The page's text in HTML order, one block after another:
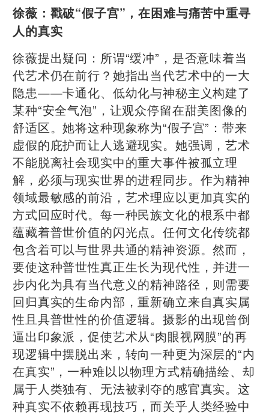
徐薇：戳破“假子宫”，在困难与痛苦中重寻
人的真实
徐薇提出疑问：所谓“缓冲”，是否意味着当
代艺术仍在前行？她指出当代艺术中的一大
隐患——卡通化、低幼化与神秘主义构建了
某种“安全气泡”，让观众停留在甜美图像的
舒适区。她将这种现象称为“假子宫”：带来
虚假的庇护而让人逃避现实。她强调，艺术
不能脱离社会现实中的重大事件被孤立理
解，必须与现实世界的进程同步。作为精神
领域最敏感的前沿，艺术理应以更加真实的
方式回应时代。每一种民族文化的根系中都
蕴藏着普世价值的闪光点。任何文化传统都
包含着可以与世界共通的精神资源。然而，
要使这种普世性真正生长为现代性，并进一
步内化为具有当代意义的精神路径，则需要
回归真实的生命内部，重新确立来自真实属
性且具普世性的价值逻辑。摄影的出现曾倒
逼出印象派，促使艺术从“肉眼视网膜”的再
现逻辑中摆脱出来，转向一种更为深层的“内
在真实”，一种难以以物理方式精确描绘、却
属于人类独有、无法被剥夺的感官真实。这
种真实不依赖再现技巧，而关乎人类经验中